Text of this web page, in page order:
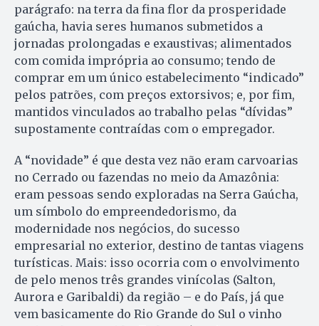
parágrafo: na terra da fina flor da prosperidade
gaúcha, havia seres humanos submetidos a
jornadas prolongadas e exaustivas; alimentados
com comida imprópria ao consumo; tendo de
comprar em um único estabelecimento “indicado”
pelos patrões, com preços extorsivos; e, por fim,
mantidos vinculados ao trabalho pelas “dívidas”
supostamente contraídas com o empregador.
A “novidade” é que desta vez não eram carvoarias
no Cerrado ou fazendas no meio da Amazônia:
eram pessoas sendo exploradas na Serra Gaúcha,
um símbolo do empreendedorismo, da
modernidade nos negócios, do sucesso
empresarial no exterior, destino de tantas viagens
turísticas. Mais: isso ocorria com o envolvimento
de pelo menos três grandes vinícolas (Salton,
Aurora e Garibaldi) da região – e do País, já que
vem basicamente do Rio Grande do Sul o vinho